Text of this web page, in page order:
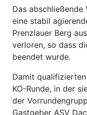
Das
eine stabil
Prenzlauer Berg
verloren, so dass
beendet wurde.
Damit
KO-Runde, in der
der
Gastgeber ASV